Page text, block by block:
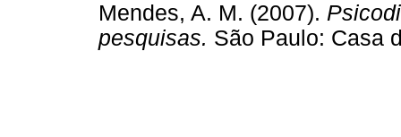
Mendes, A. M. (2007).
pesquisas. São Paulo: